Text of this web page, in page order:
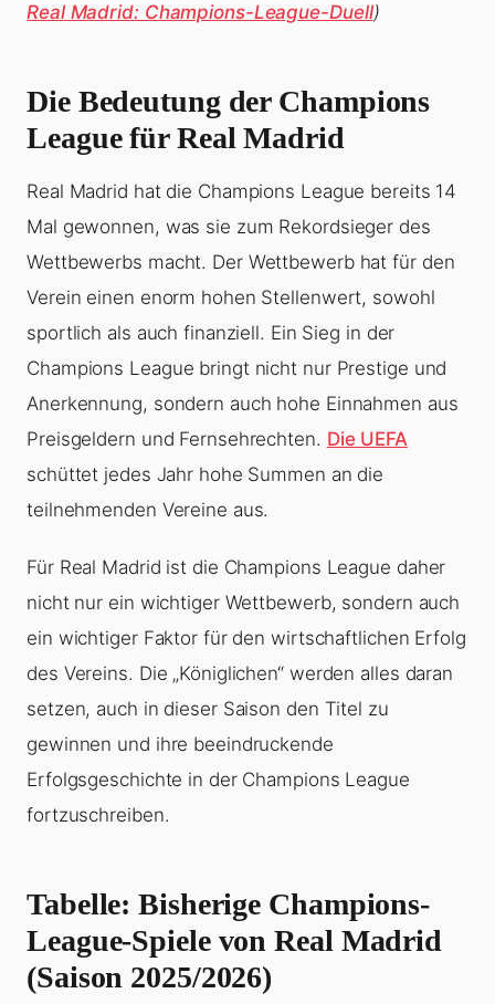
Real Madrid: Champions-League-Duell)
Die Bedeutung der Champions
League für Real Madrid
Real Madrid hat die Champions League bereits 14
Mal gewonnen, was sie zum Rekordsieger des
Wettbewerbs macht. Der Wettbewerb hat für den
Verein einen enorm hohen Stellenwert, sowohl
sportlich als auch finanziell. Ein Sieg in der
Champions League bringt nicht nur Prestige und
Anerkennung, sondern auch hohe Einnahmen aus
Preisgeldern und Fernsehrechten. Die UEFA
schüttet jedes Jahr hohe Summen an die
teilnehmenden Vereine aus.
Für Real Madrid ist die Champions League daher
nicht nur ein wichtiger Wettbewerb, sondern auch
ein wichtiger Faktor für den wirtschaftlichen Erfolg
des Vereins. Die „Königlichen“ werden alles daran
setzen, auch in dieser Saison den Titel zu
gewinnen und ihre beeindruckende
Erfolgsgeschichte in der Champions League
fortzuschreiben.
Tabelle: Bisherige Champions-
League-Spiele von Real Madrid
(Saison 2025/2026)